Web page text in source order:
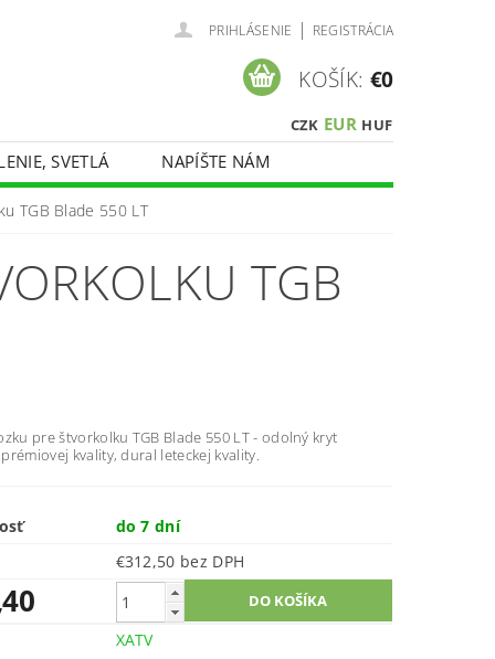
PRIHLÁSENIE | REGISTRÁCIA
CZK EUR HUF
KOŠÍK: €0
SVETLÁ NAPÍŠTE NÁM
TGB Blade 550 LT
TGB
pre štvorkolku TGB Blade 550 LT - odolný kryt
kvality, dural leteckej kvality.
do 7 dní
€312,50 bez DPH
XATV